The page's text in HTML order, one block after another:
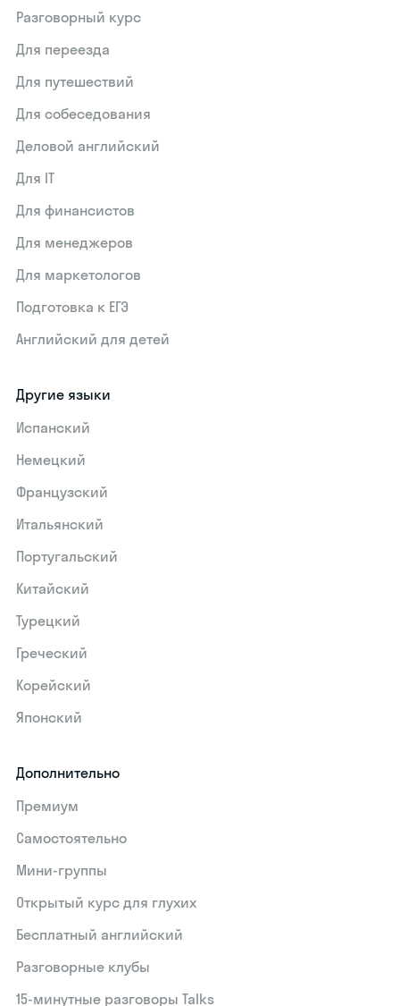
Разговорный курс
Для переезда
Для путешествий
Для собеседования
Деловой английский
Для IT
Для финансистов
Для менеджеров
Для маркетологов
Подготовка к ЕГЭ
Английский для детей
Другие языки
Испанский
Немецкий
Французский
Итальянский
Португальский
Китайский
Турецкий
Греческий
Корейский
Японский
Дополнительно
Премиум
Самостоятельно
Мини-группы
Открытый курс для глухих
Бесплатный английский
Разговорные клубы
15‑минутные разговоры Talks